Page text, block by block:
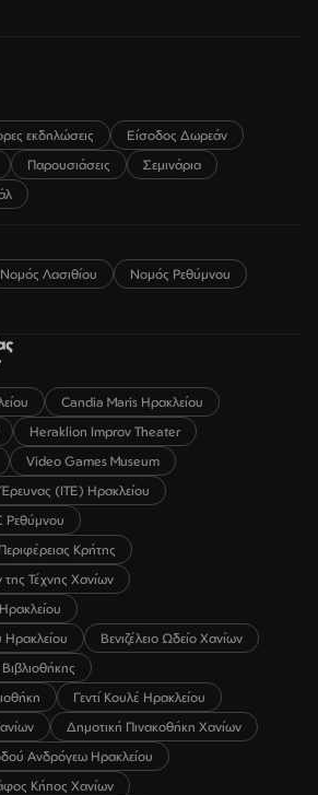
εκδηλώσεις
Είσοδος Δωρεάν
Παρουσιάσεις
Σεμινάρια
Νομός Λασιθίου
Νομός Ρεθύμνου
Candia Maris Ηρακλείου
Heraklion Improv Theater
Video Games Museum
Έρευνας (ΙΤΕ) Ηρακλείου
Ρεθύμνου
Κρήτης
Τέχνης Χανίων
Ηρακλείου
Βενιζέλειο Ωδείο Χανίων
Βιβλιοθήκης
Γεντί Κουλέ Ηρακλείου
Δημοτική Πινακοθήκη Χανίων
Ανδρόγεω Ηρακλείου
Κήπος Χανίων